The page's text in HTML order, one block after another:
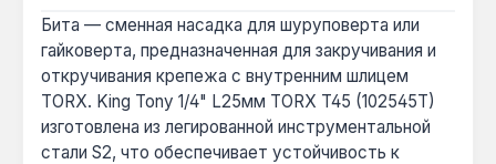
Бита — сменная насадка для шуруповерта или
гайковерта, предназначенная для закручивания и
откручивания крепежа с внутренним шлицем
TORX. King Tony 1/4" L25мм TORX T45 (102545T)
изготовлена из легированной инструментальной
стали S2, что обеспечивает устойчивость к